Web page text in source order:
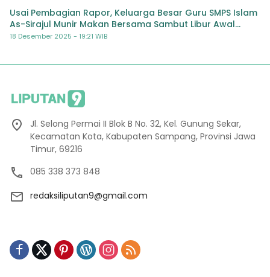
Usai Pembagian Rapor, Keluarga Besar Guru SMPS Islam
As-Sirajul Munir Makan Bersama Sambut Libur Awal
Semester
18 Desember 2025 - 19:21 WIB
Jl. Selong Permai II Blok B No. 32, Kel. Gunung Sekar,
Kecamatan Kota, Kabupaten Sampang, Provinsi Jawa
Timur, 69216
085 338 373 848
redaksiliputan9@gmail.com